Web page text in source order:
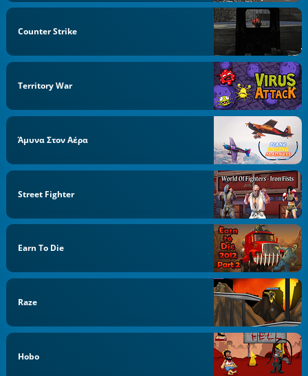
Counter Strike
Territory War
Άμυνα Στον Αέρα
Street Fighter
Earn To Die
Raze
Hobo